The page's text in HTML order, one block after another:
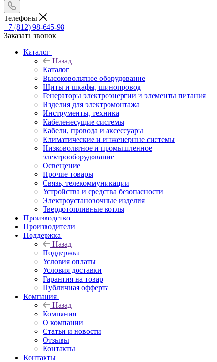
Телефоны
+7 (812) 98-645-98
Заказать звонок
Каталог
Назад
Каталог
Высоковольтное оборудование
Щиты и шкафы, шинопровод
Генераторы электроэнергии и элементы питания
Изделия для электромонтажа
Инструменты, техника
Кабеленесущие системы
Кабели, провода и аксессуары
Климатические и инженерные системы
Низковольтное и промышленное
электрооборудование
Освещение
Прочие товары
Связь, телекоммуникации
Устройства и средства безопасности
Электроустановочные изделия
Твердотопливные котлы
Производство
Производители
Поддержка
Назад
Поддержка
Условия оплаты
Условия доставки
Гарантия на товар
Публичная офферта
Компания
Назад
Компания
О компании
Статьи и новости
Отзывы
Контакты
Контакты